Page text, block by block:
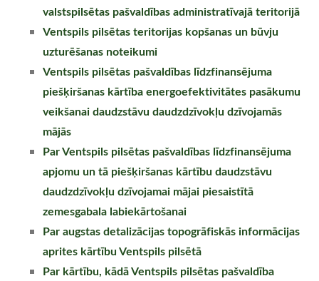
valstspilsētas pašvaldības administratīvajā teritorijā
Ventspils pilsētas teritorijas kopšanas un būvju
uzturēšanas noteikumi
Ventspils pilsētas pašvaldības līdzfinansējuma
piešķiršanas kārtība energoefektivitātes pasākumu
veikšanai daudzstāvu daudzdzīvokļu dzīvojamās
mājās
Par Ventspils pilsētas pašvaldības līdzfinansējuma
apjomu un tā piešķiršanas kārtību daudzstāvu
daudzdzīvokļu dzīvojamai mājai piesaistītā
zemesgabala labiekārtošanai
Par augstas detalizācijas topogrāfiskās informācijas
aprites kārtību Ventspils pilsētā
Par kārtību, kādā Ventspils pilsētas pašvaldība